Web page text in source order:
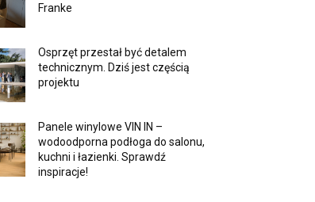
Franke
Osprzęt przestał być detalem
technicznym. Dziś jest częścią
projektu
Panele winylowe VIN IN –
wodoodporna podłoga do salonu,
kuchni i łazienki. Sprawdź
inspiracje!